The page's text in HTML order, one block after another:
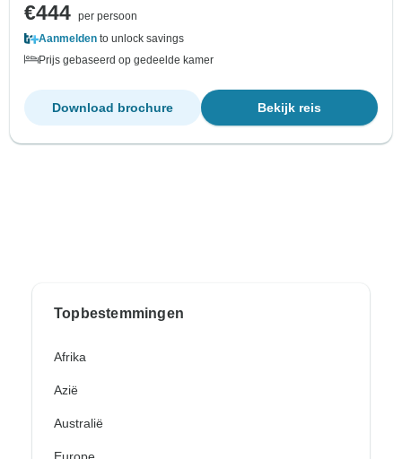
€444 per persoon
Aanmelden to unlock savings
Prijs gebaseerd op gedeelde kamer
Bekijk reis
Download brochure
Topbestemmingen
Afrika
Azië
Australië